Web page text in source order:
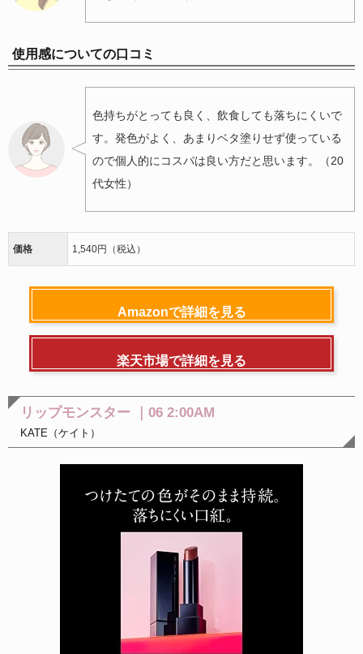
使用感についての口コミ
色持ちがとっても良く、飲食しても落ちにくいで
す。発色がよく、あまりベタ塗りせず使っている
ので個人的にコスパは良い方だと思います。（20
代女性）
価格 1,540円（税込）
Amazonで詳細を見る
楽天市場で詳細を見る
リップモンスター ｜06 2:00AM
KATE（ケイト）